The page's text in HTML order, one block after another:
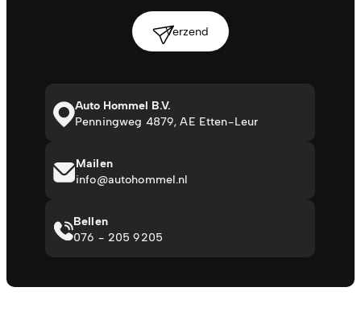
Verzend
Auto Hommel B.V.
Penningweg 4879, AE Etten-Leur
Mailen
info@autohommel.nl
Bellen
076 - 205 9205